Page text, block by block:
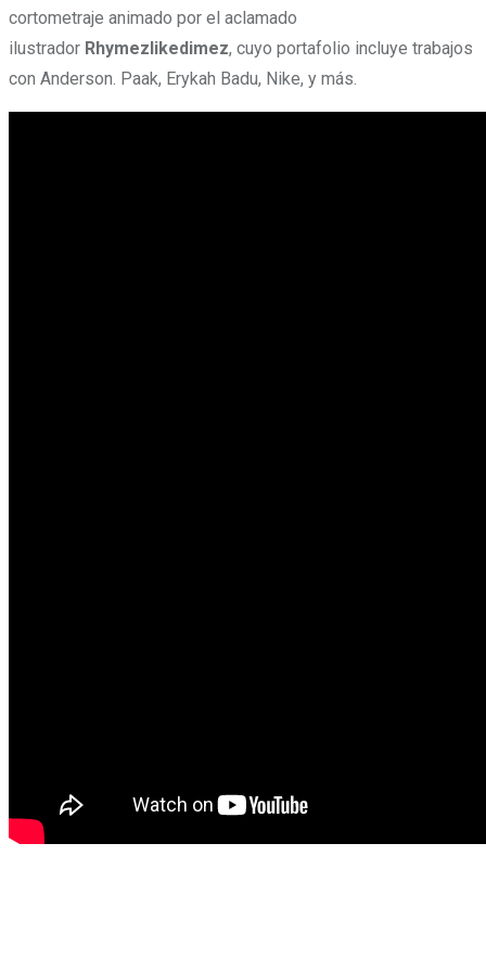
cortometraje animado por el aclamado
ilustrador Rhymezlikedimez, cuyo portafolio incluye trabajos
con Anderson. Paak, Erykah Badu, Nike, y más.